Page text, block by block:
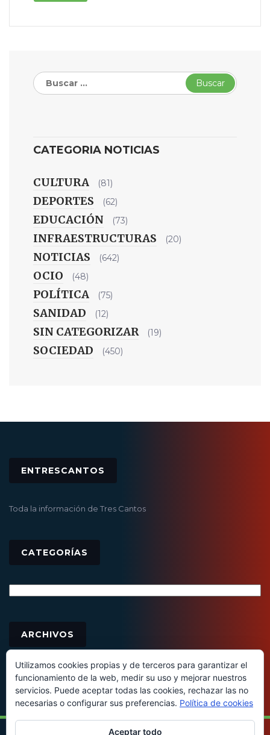
Buscar:
CATEGORIA NOTICIAS
CULTURA (81)
DEPORTES (62)
EDUCACIÓN (73)
INFRAESTRUCTURAS (20)
NOTICIAS (642)
OCIO (48)
POLÍTICA (75)
SANIDAD (12)
SIN CATEGORIZAR (19)
SOCIEDAD (450)
ENTRESCANTOS
Toda la información de Tres Cantos
CATEGORÍAS
ARCHIVOS
Utilizamos cookies propias y de terceros para garantizar el
funcionamiento de la web, medir su uso y mejorar nuestros
servicios. Puede aceptar todas las cookies, rechazar las no
necesarias o configurar sus preferencias. Política de cookies
Aceptar todo